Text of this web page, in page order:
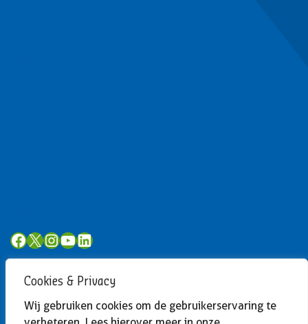
Cookies & Privacy
Wij gebruiken cookies om de gebruikerservaring te
Facebook
X Instagram
YouTube
LinkedIn